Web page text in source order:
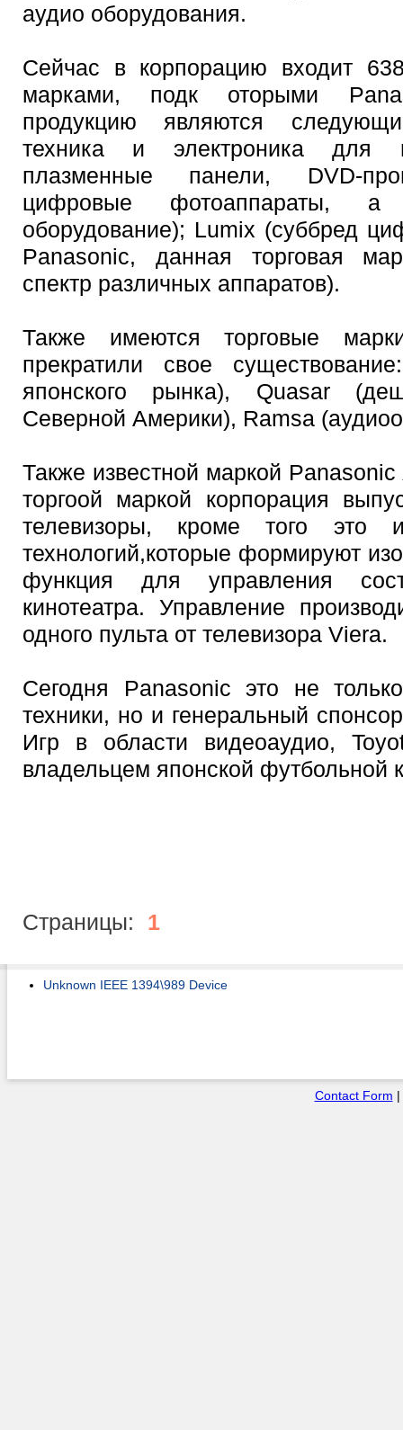
аудио оборудования.
Сейчас в корпорацию входит
марками, подк оторыми
продукцию являются
техника и электроника для
плазменные панели, DVD-
цифровые фотоаппараты, а
оборудование); Lumix (суббред
Panasonic, данная торговая
спектр различных аппаратов).
Также имеются торговые
прекратили свое
японского рынка), Quasar
Северной Америки), Ramsa
Также известной маркой
торгоой маркой корпорация
телевизоры, кроме того это
технологий,которые формируют
функция для управления
кинотеатра. Управление
одного пульта от телевизора Viera.
Сегодня Panasonic это не
техники, но и генеральный
Игр в области видеоаудио,
владельцем японской футбольной
Страницы: 1
Unknown IEEE 1394\989 Device
Contact Form |